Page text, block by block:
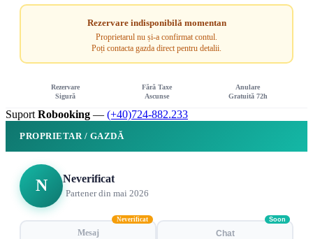
Rezervare indisponibilă momentan
Proprietarul nu și-a confirmat contul.
Poți contacta gazda direct pentru detalii.
Rezervare
Sigură
Fără Taxe
Ascunse
Anulare
Gratuită 72h
Suport Robooking — (+40)724-882.233
PROPRIETAR / GAZDĂ
N Neverificat
Partener din mai 2026
Mesaj
Neverificat
Chat
Soon